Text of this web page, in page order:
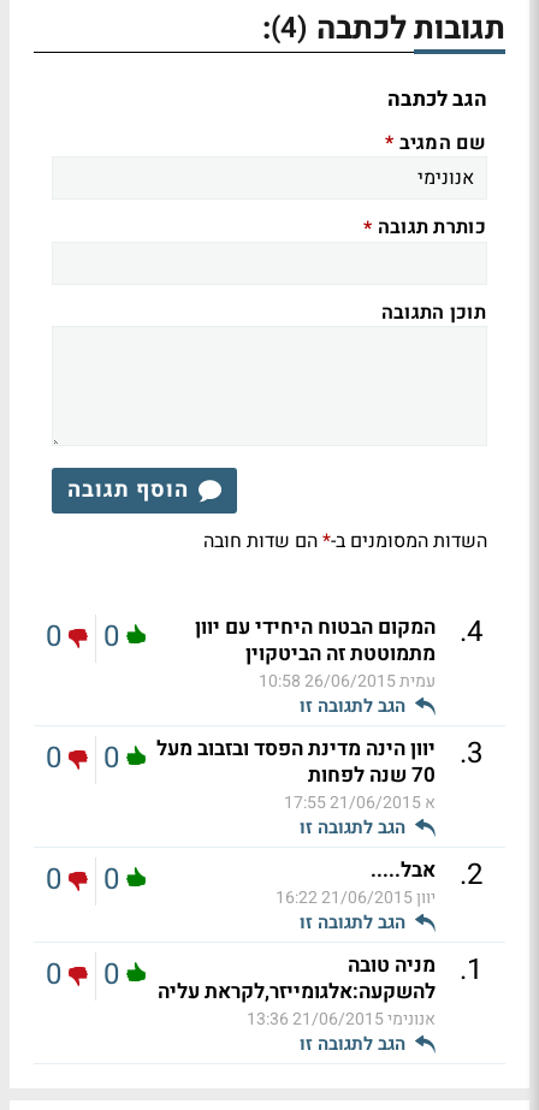
תגובות לכתבה (4)
:
הגב לכתבה
שם המגיב *
כותרת תגובה *
תוכן התגובה
הוסף תגובה
השדות המסומנים ב-*הם שדות חובה
4
.
המקום הבטוח היחידי עם יוון
מתמוטטת זה הביטקוין
עמית26/06/2015 10:58
הגב לתגובה זו
0
0
3
.
יוון הינה מדינת הפסד ובזבוב מעל
70 שנה לפחות
א21/06/2015 17:55
הגב לתגובה זו
0
0
2
. אבל.....
יוון21/06/2015 16:22
הגב לתגובה זו
0
0
1
.
מניה טובה
להשקעה:אלגומייזר,לקראת עליה
אנונימי21/06/2015 13:36
הגב לתגובה זו
0
0